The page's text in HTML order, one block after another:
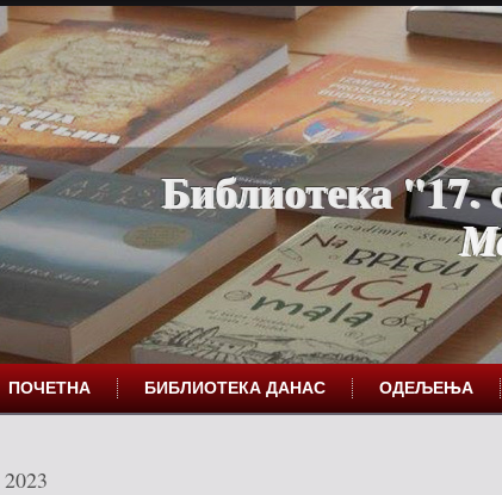
Библиотека "17.
ПОЧЕТНА БИБЛИОТЕКА ДАНАС ОДЕЉЕЊА